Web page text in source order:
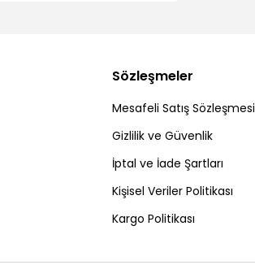
Sözleşmeler
Mesafeli Satış Sözleşmesi
Gizlilik ve Güvenlik
İptal ve İade Şartları
Kişisel Veriler Politikası
Kargo Politikası